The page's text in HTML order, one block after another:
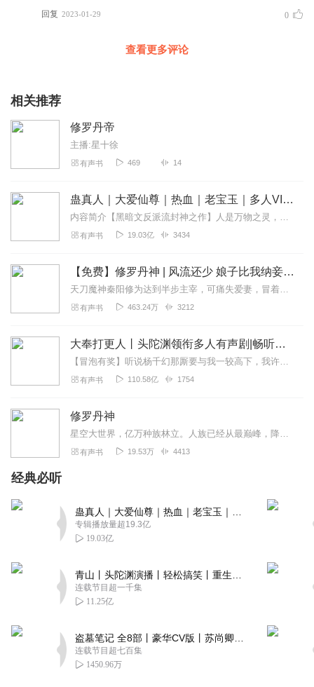
回复 2023-01-29 0
查看更多评论
相关推荐
修罗丹帝
主播:星十徐
有声书 469 14
蛊真人｜大爱仙尊｜热血｜老宝玉｜多人VIP免费有声剧
内容简介【黑暗文反派流封神之作】人是万物之灵，蛊是天地真精。一个穿越者不断重生的故事。一个养蛊、炼蛊、用蛊的奇特世界。配音组（男角色）老宝玉旁白...
有声书 19.03亿 3434
【免费】修罗丹神 | 风流还少 娘子比我纳妾 | 玄幻 主宰
天刀魔神秦阳修为达到半步主宰，可痛失爱妻，冒着极大风险，他毅然动用轮回圣钟回到了少年时期。漂亮师姐成为护卫，极品富家千金成为侍女，强盛丹宗的丹女求着成为丫鬟。...
有声书 463.24万 3212
大奉打更人丨头陀渊领衔多人有声剧|畅听全集|王鹤棣、田曦薇主演影视剧原著|卖报小郎君
【冒泡有奖】听说杨千幻那厮要与我一较高下，我许七安要开始装叉了！快进入声音播放页戳下方输入框，冒个泡偷偷告诉我，我要用哪些诗词才能胜过他？说得好的，有赏！202...
有声书 110.58亿 1754
修罗丹神
星空大世界，亿万种族林立。人族已经从最巅峰，降到排名二三十位。然而对于人族的畏惧，仇恨，有的种族已经深入灵魂。是谁，挑起人族无量血劫。是谁，要进行种族血战，灭亡...
有声书 19.53万 4413
经典必听
专辑播放量超19.3亿
19.03亿
连载节目超一千集
11.25亿
连载节目超七百集
1450.96万